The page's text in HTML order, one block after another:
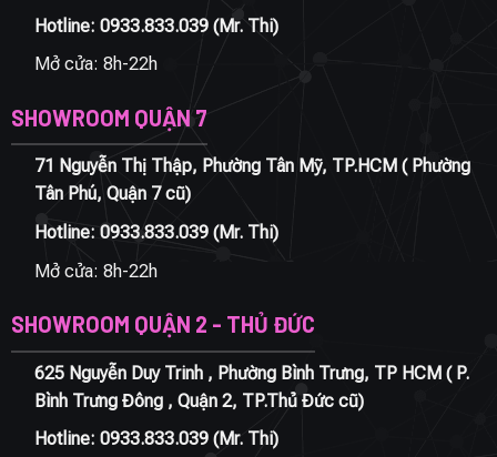
Hotline: 0933.833.039(Mr. Thi)
Mở cửa: 8h-22h
SHOWROOM QUẬN 7
71 Nguyễn Thị Thập, Phường Tân Mỹ, TP.HCM ( Phường
Tân Phú, Quận 7 cũ)
Hotline: 0933.833.039(Mr. Thi)
Mở cửa: 8h-22h
SHOWROOM QUẬN 2 - THỦ ĐỨC
625 Nguyễn Duy Trinh , Phường Bình Trưng, TP HCM ( P.
Bình Trưng Đông , Quận 2, TP.Thủ Đức cũ)
Hotline: 0933.833.039(Mr. Thi)